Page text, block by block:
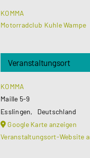
KOMMA
Motorradclub Kuhle Wampe
Veranstaltungsort
KOMMA
Maille 5-9
Esslingen,
Deutschland
Google Karte anzeigen
Veranstaltungsort-Website